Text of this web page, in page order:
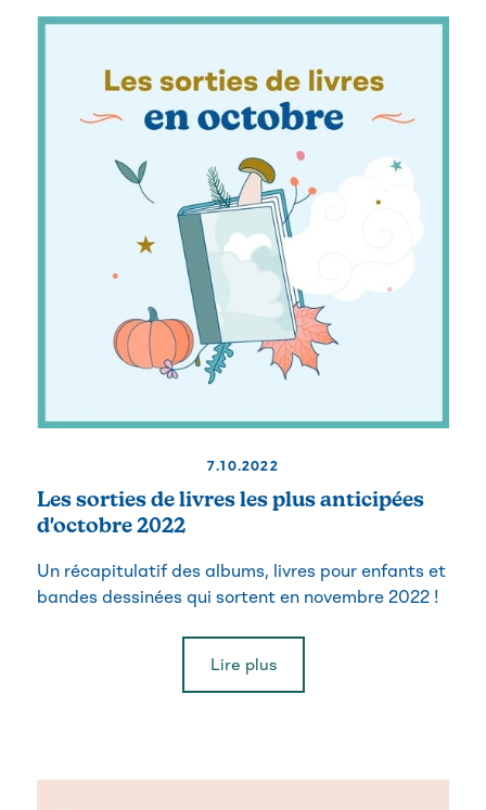
7.10.2022
Les sorties de livres les plus anticipées
d'octobre 2022
Un récapitulatif des albums, livres pour enfants et
bandes dessinées qui sortent en novembre 2022 !
Lire plus